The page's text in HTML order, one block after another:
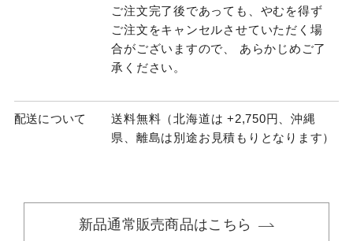
ご注文完了後であっても、やむを得ず
ご注文をキャンセルさせていただく場
合がございますので、 あらかじめご了
承ください。
配送について
送料無料（北海道は +2,750円、沖縄
県、離島は別途お見積もりとなります）
新品通常販売商品はこちら